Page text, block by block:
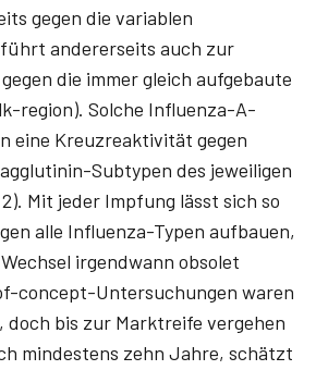
gegen die variablen
andererseits auch zur
die immer gleich aufgebaute
region). Solche Influenza-A-
eine Kreuzreaktivität gegen
Subtypen des jeweiligen
Mit jeder Impfung lässt sich so
alle Influenza-Typen aufbauen,
irgendwann obsolet
concept-Untersuchungen waren
doch bis zur Marktreife vergehen
mindestens­ zehn Jahre, schätzt